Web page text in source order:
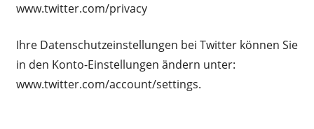
www.twitter.com/privacy
Ihre Datenschutzeinstellungen bei Twitter können Sie
in den Konto-Einstellungen ändern unter:
www.twitter.com/account/settings.